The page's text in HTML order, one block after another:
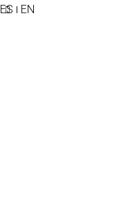
ES EN